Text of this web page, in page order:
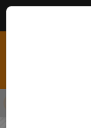
COM VAGAS